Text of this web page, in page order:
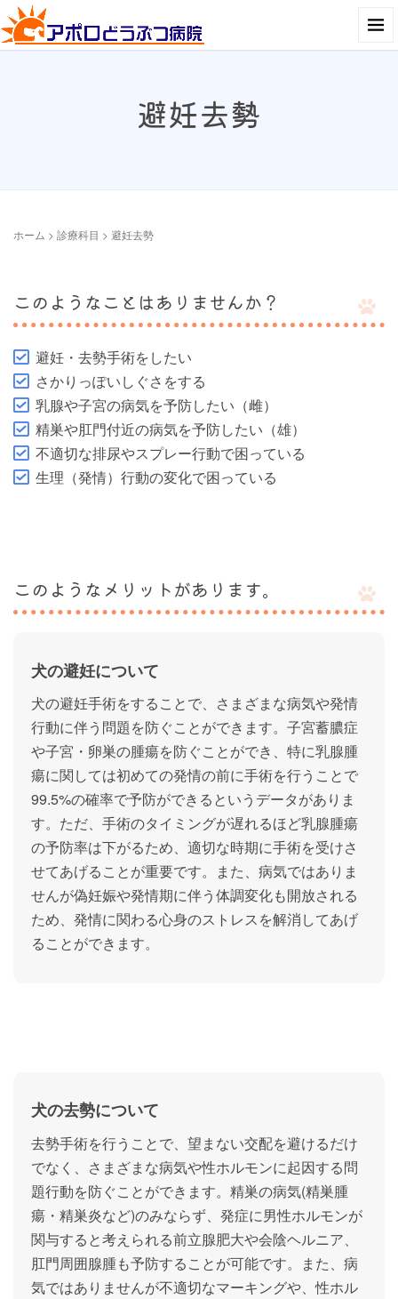
避妊去勢
ホーム > 診療科目 > 避妊去勢
このようなことはありませんか？
避妊・去勢手術をしたい
さかりっぽいしぐさをする
乳腺や子宮の病気を予防したい（雌）
精巣や肛門付近の病気を予防したい（雄）
不適切な排尿やスプレー行動で困っている
生理（発情）行動の変化で困っている
このようなメリットがあります。
犬の避妊について
犬の避妊手術をすることで、さまざまな病気や発情
行動に伴う問題を防ぐことができます。子宮蓄膿症
や子宮・卵巣の腫瘍を防ぐことができ、特に乳腺腫
瘍に関しては初めての発情の前に手術を行うことで
99.5%の確率で予防ができるというデータがありま
す。ただ、手術のタイミングが遅れるほど乳腺腫瘍
の予防率は下がるため、適切な時期に手術を受けさ
せてあげることが重要です。また、病気ではありま
せんが偽妊娠や発情期に伴う体調変化も開放される
ため、発情に関わる心身のストレスを解消してあげ
ることができます。
犬の去勢について
去勢手術を行うことで、望まない交配を避けるだけ
でなく、さまざまな病気や性ホルモンに起因する問
題行動を防ぐことができます。精巣の病気(精巣腫
瘍・精巣炎など)のみならず、発症に男性ホルモンが
関与すると考えられる前立腺肥大や会陰ヘルニア、
肛門周囲腺腫も予防することが可能です。また、病
気ではありませんが不適切なマーキングや、性ホル